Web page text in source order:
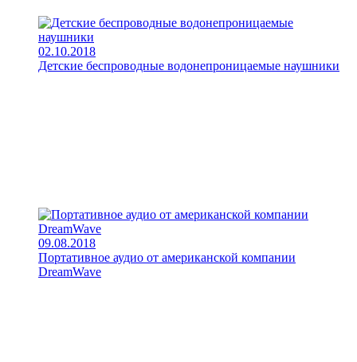
02.10.2018
Детские беспроводные водонепроницаемые наушники
09.08.2018
Портативное аудио от американской компании
DreamWave